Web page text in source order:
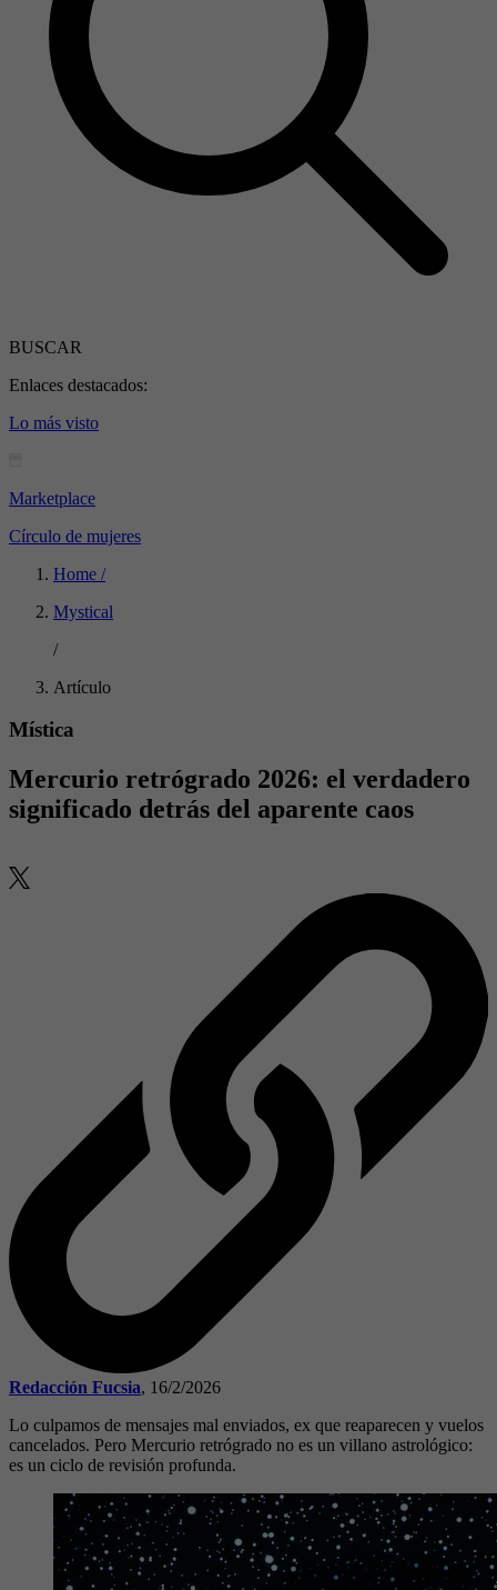
BUSCAR
Enlaces destacados:
Lo más visto
Marketplace
Círculo de mujeres
Home /
Mystical
/
Artículo
Mística
Mercurio retrógrado 2026: el verdadero
significado detrás del aparente caos
Redacción Fucsia, 16/2/2026
Lo culpamos de mensajes mal enviados, ex que reaparecen y vuelos
cancelados. Pero Mercurio retrógrado no es un villano astrológico:
es un ciclo de revisión profunda.